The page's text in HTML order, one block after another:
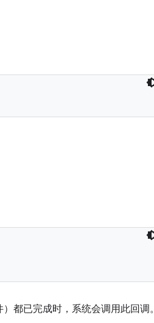
）都已完成时，系统会调用此回调。